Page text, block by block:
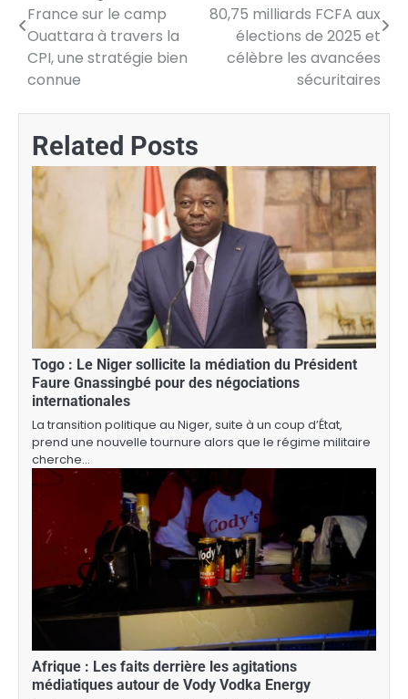
de
l’article
France sur le camp
Ouattara à travers la
CPI, une stratégie bien
connue
80,75 milliards FCFA aux
élections de 2025 et
célèbre les avancées
sécuritaires
Related Posts
Togo : Le Niger sollicite la médiation du Président
Faure Gnassingbé pour des négociations
internationales
La transition politique au Niger, suite à un coup d’État,
prend une nouvelle tournure alors que le régime militaire
cherche…
Afrique : Les faits derrière les agitations
médiatiques autour de Vody Vodka Energy